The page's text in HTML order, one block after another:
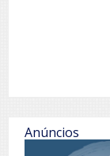
Anúncios